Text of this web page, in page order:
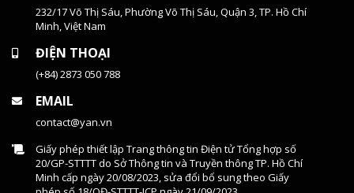
232/17 Võ Thị Sáu, Phường Võ Thị Sáu, Quận 3, TP. Hồ Chí
Minh, Việt Nam
ĐIỆN THOẠI
(+84) 2873 050 788
EMAIL
contact@yan.vn
Giấy phép thiết lập Trang thông tin Điện tử Tổng hợp số
20/GP-STTTT do Sở Thông tin và Truyền thông TP. Hồ Chí
Minh cấp ngày 20/08/2023, sửa đổi bổ sung theo Giấy